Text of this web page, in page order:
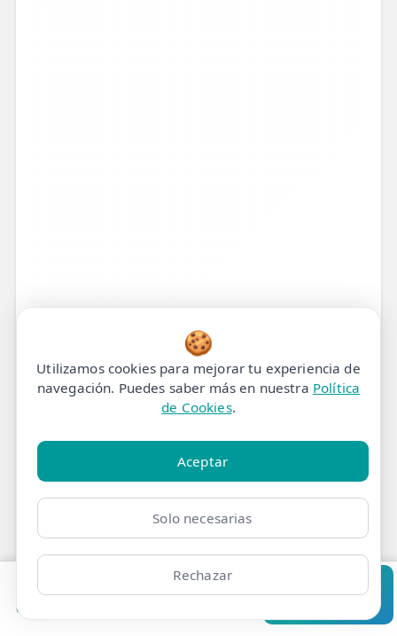
Clínicas
Tratamiento de
Fisioterapia para
Pubalgia Deportiva en
Madrid
¿Sientes un dolor persistente en la ingle, el
pubis o la parte baja del abdomen que te
Pedir cita Consultar
🍪
Utilizamos cookies para mejorar tu experiencia de
navegación. Puedes saber más en nuestra Política
de Cookies.
Aceptar
Solo necesarias
Rechazar